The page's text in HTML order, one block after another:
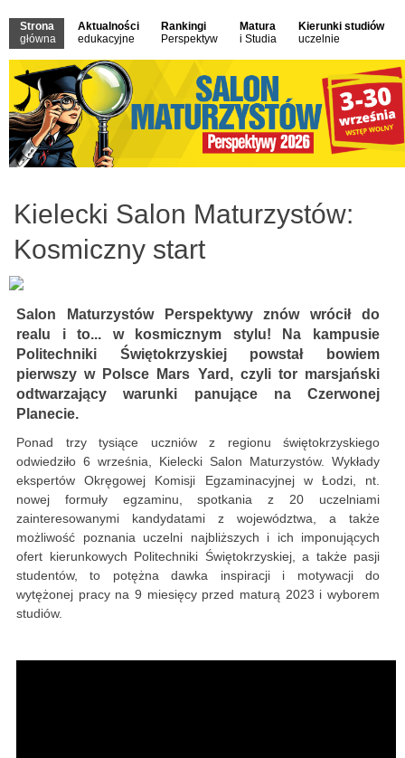
Strona
główna
Aktualności
edukacyjne
Rankingi
Perspektyw
Matura
i Studia
Kierunki studiów
uczelnie
Kielecki Salon Maturzystów:
Kosmiczny start
Salon Maturzystów Perspektywy znów wrócił do
realu i to... w kosmicznym stylu! Na kampusie
Politechniki Świętokrzyskiej powstał bowiem
pierwszy w Polsce Mars Yard, czyli tor marsjański
odtwarzający warunki panujące na Czerwonej
Planecie.
Ponad trzy tysiące uczniów z regionu świętokrzyskiego
odwiedziło 6 września, Kielecki Salon Maturzystów. Wykłady
ekspertów Okręgowej Komisji Egzaminacyjnej w Łodzi, nt.
nowej formuły egzaminu, spotkania z 20 uczelniami
zainteresowanymi kandydatami z województwa, a także
możliwość poznania uczelni najbliższych i ich imponujących
ofert kierunkowych Politechniki Świętokrzyskiej, a także pasji
studentów, to potężna dawka inspiracji i motywacji do
wytężonej pracy na 9 miesięcy przed maturą 2023 i wyborem
studiów.